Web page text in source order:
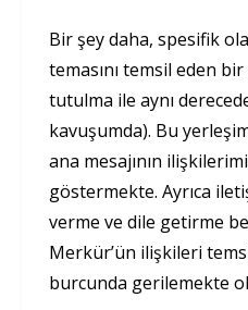
Bir şey daha, spesifik
temasını temsil eden
tutulma ile aynı
kavuşumda). Bu
ana mesajının
göstermekte. Ayrıca
verme ve dile getirme
Merkür’ün ilişkileri
burcunda gerilemekte